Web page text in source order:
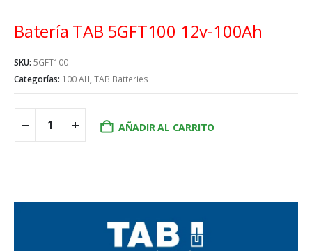
Batería TAB 5GFT100 12v-100Ah
SKU: 5GFT100
Categorías: 100 AH,TAB Batteries
AÑADIR AL CARRITO